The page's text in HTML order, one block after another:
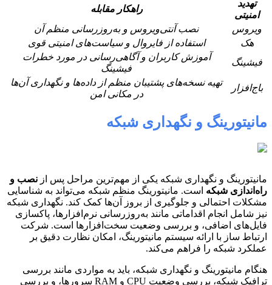
تهدید
امنیتی
راهکار مقابله
ویروس
نصب آنتی‌ویروس و به‌روزرسانی منظم آن
هک
استفاده از فایروال و سیاست‌های امنیتی قوی
فیشینگ
آموزش کاربران و آگاهی‌رسانی در مورد خطرات
فیشینگ
باج‌افزار
تهیه نسخه‌های پشتیبان منظم از داده‌ها و نگهداری آن‌ها
در مکانی امن
مانیتورینگ و نگهداری شبکه
مانیتورینگ و نگهداری شبکه یکی از مهم‌ترین مراحل پس از نصب و
راه‌اندازی شبکه است. مانیتورینگ منظم شبکه می‌تواند به شناسایی
مشکلات احتمالی و جلوگیری از بروز آن‌ها کمک کند. نگهداری شبکه
نیز شامل انجام اقداماتی مانند به‌روزرسانی نرم‌افزارها، پاکسازی
فایل‌های اضافی، و بررسی وضعیت سخت‌افزارها است. شرکت
ارتباط ساز با ارائه سیستم مانیتورینگ، امکان نظارت دقیق بر
عملکرد شبکه را فراهم می‌کند.
هنگام مانیتورینگ و نگهداری شبکه، باید به مواردی مانند بررسی
ترافیک شبکه، بررسی وضعیت CPU و RAM سرورها، و بررسی